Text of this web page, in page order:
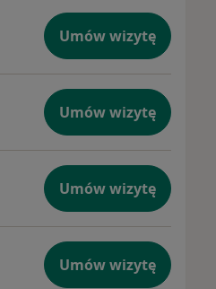
Umów wizytę
Umów wizytę
Umów wizytę
Umów wizytę